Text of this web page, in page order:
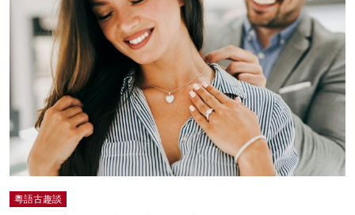
商業
科技
影片
名家榜
灼見活動
粵語古趣談